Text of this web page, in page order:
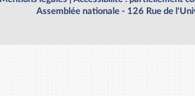
Assemblée nationale - 126 Rue de